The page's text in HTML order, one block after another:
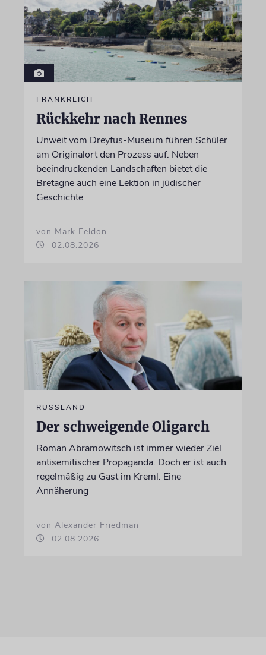
FRANKREICH
Rückkehr nach Rennes
Unweit vom Dreyfus-Museum führen Schüler
am Originalort den Prozess auf. Neben
beeindruckenden Landschaften bietet die
Bretagne auch eine Lektion in jüdischer
Geschichte
von Mark Feldon
02.08.2026
RUSSLAND
Der schweigende Oligarch
Roman Abramowitsch ist immer wieder Ziel
antisemitischer Propaganda. Doch er ist auch
regelmäßig zu Gast im Kreml. Eine
Annäherung
von Alexander Friedman
02.08.2026